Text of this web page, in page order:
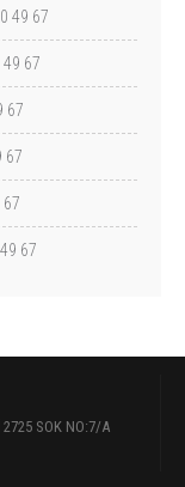
49 67
67
67
67
67
67
2725 SOK NO:7/A